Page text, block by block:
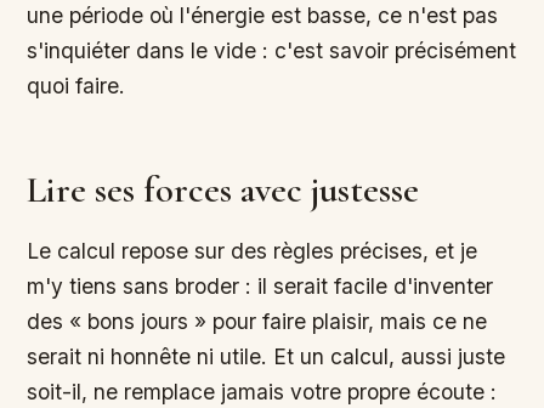
une période où l'énergie est basse, ce n'est pas
s'inquiéter dans le vide : c'est savoir précisément
quoi faire.
Lire ses forces avec justesse
Le calcul repose sur des règles précises, et je
m'y tiens sans broder : il serait facile d'inventer
des « bons jours » pour faire plaisir, mais ce ne
serait ni honnête ni utile. Et un calcul, aussi juste
soit-il, ne remplace jamais votre propre écoute :